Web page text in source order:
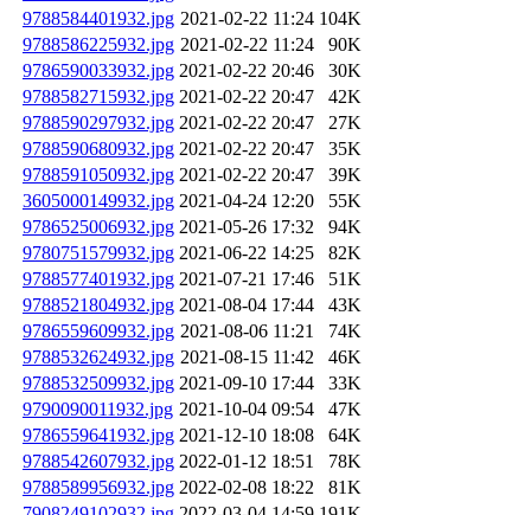
9788584401932.jpg 2021-02-22 11:24 104K
9788586225932.jpg 2021-02-22 11:24
90K
9786590033932.jpg 2021-02-22 20:46
30K
9788582715932.jpg 2021-02-22 20:47
42K
9788590297932.jpg 2021-02-22 20:47
27K
9788590680932.jpg 2021-02-22 20:47
35K
9788591050932.jpg 2021-02-22 20:47
39K
3605000149932.jpg 2021-04-24 12:20
55K
9786525006932.jpg 2021-05-26 17:32
94K
9780751579932.jpg 2021-06-22 14:25
82K
9788577401932.jpg 2021-07-21 17:46
51K
9788521804932.jpg 2021-08-04 17:44
43K
9786559609932.jpg 2021-08-06 11:21
74K
9788532624932.jpg 2021-08-15 11:42
46K
9788532509932.jpg 2021-09-10 17:44
33K
9790090011932.jpg 2021-10-04 09:54
47K
9786559641932.jpg 2021-12-10 18:08
64K
9788542607932.jpg 2022-01-12 18:51
78K
9788589956932.jpg 2022-02-08 18:22
81K